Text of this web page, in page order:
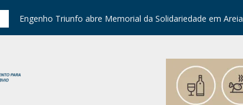
Engenho Triunfo abre Memorial da Solidariedade em Areia